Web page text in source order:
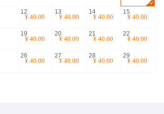
12
¥ 40.00
13
¥ 40.00
14
¥ 40.00
15
¥ 40.00
19
¥ 40.00
20
¥ 40.00
21
¥ 40.00
22
¥ 40.00
26
¥ 40.00
27
¥ 40.00
28
¥ 40.00
29
¥ 40.00